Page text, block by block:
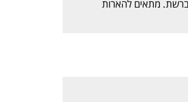
מתאים להארות